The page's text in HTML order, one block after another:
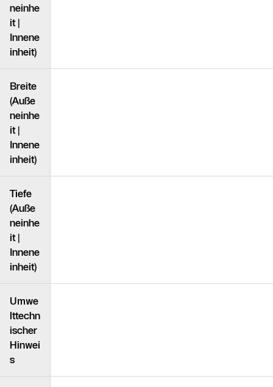
neinhe
it |
Innene
inheit)
Breite
(Auße
neinhe
it |
Innene
inheit)
Tiefe
(Auße
neinhe
it |
Innene
inheit)
Umwe
lttechn
ischer
Hinwei
s